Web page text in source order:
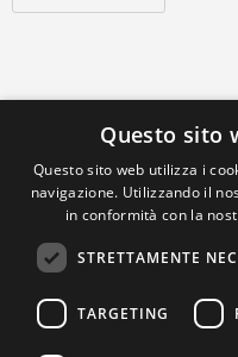
Questo sito
Questo sito web utilizza i
navigazione. Utilizzando il
in conformità con la
STRETTAMENTE
TARGETING